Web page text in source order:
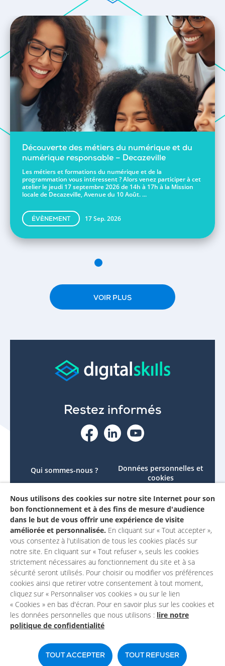
Découverte des métiers du numérique et du
numérique responsable – Decazeville
Les métiers et formations du numérique et de la
programmation vous intéressent ? Alors venez participer à cet
atelier le jeudi 17 septembre 2026 de 14h à 17h à la Mission
locale de Decazeville, Avenue du 10 Août. ...
ÉVÈNEMENT 17 Sep. 2026
VOIR PLUS
Restez informés
Qui sommes-nous ?
Le projet
Contactez-nous
Mon compte
Données personnelles et
cookies
Accessibilité : non
conforme
Mentions légales
Un site du
Nous utilisons des cookies sur notre site Internet pour son
bon fonctionnement et à des fins de mesure d'audience
dans le but de vous offrir une expérience de visite
améliorée et personnalisée. En cliquant sur « Tout accepter »,
vous consentez à l'utilisation de tous les cookies placés sur
notre site. En cliquant sur « Tout refuser », seuls les cookies
strictement nécessaires au fonctionnement du site et à sa
sécurité seront utilisés. Pour choisir ou modifier vos préférences
cookies ainsi que retirer votre consentement à tout moment,
cliquez sur « Personnaliser vos cookies » ou sur le lien
« Cookies » en bas d'écran. Pour en savoir plus sur les cookies et
les données personnelles que nous utilisons : lire notre
politique de confidentialité
TOUT ACCEPTER TOUT REFUSER